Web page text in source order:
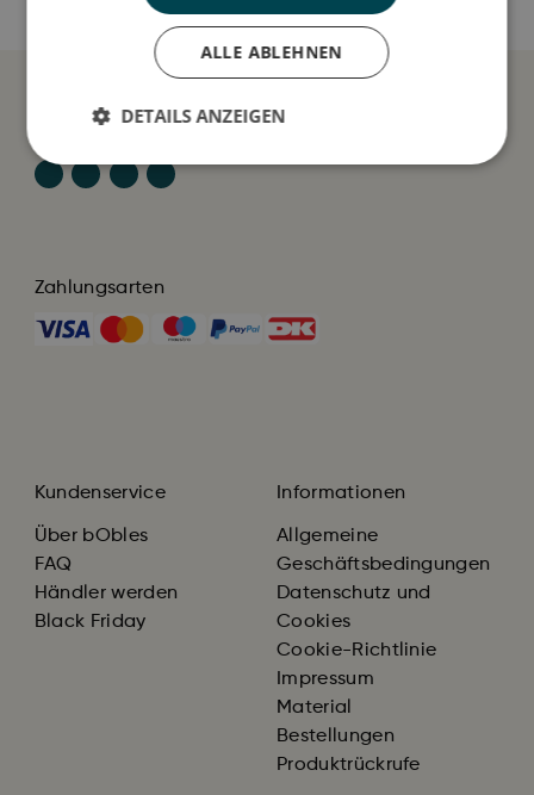
Zahlungsarten
Kundenservice
Über bObles
FAQ
Händler werden
Black Friday
Informationen
Allgemeine
Geschäftsbedingungen
Datenschutz und
Cookies
Cookie-Richtlinie
Impressum
Material
Bestellungen
Produktrückrufe
ALLE ABLEHNEN
DETAILS ANZEIGEN